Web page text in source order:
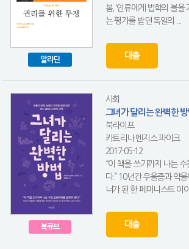
알라딘
봄, ‘인류에게 법학의 불을
는 평가를 받던 독일의 ...
대출
북큐브
사회
그녀가 달리는 완벽한 방
북라이프
카트리나 멘지스 파이크
2017-05-12
“이 책을 쓰기까지 나는
다.” 10년간 우울증과 약
너가 된 한 페미니스트 이야
대출